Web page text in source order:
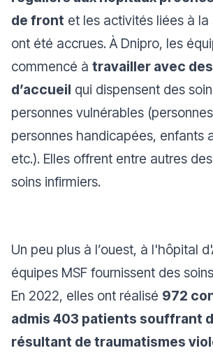
de front et les activités liées à
ont été accrues. À Dnipro, les
commencé à travailler avec
d’accueil qui dispensent des
personnes vulnérables
personnes handicapées, enfants
etc.). Elles offrent entre autres
soins infirmiers.
Un peu plus à l’ouest, à l'hôpital
équipes MSF fournissent des
En 2022, elles ont réalisé 972
admis 403 patients souffrant
résultant de traumatismes